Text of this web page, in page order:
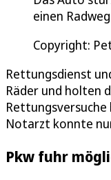
einen
Copyright:
Rettungsdienst
Räder und holten
Notarzt konnte
Pkw fuhr